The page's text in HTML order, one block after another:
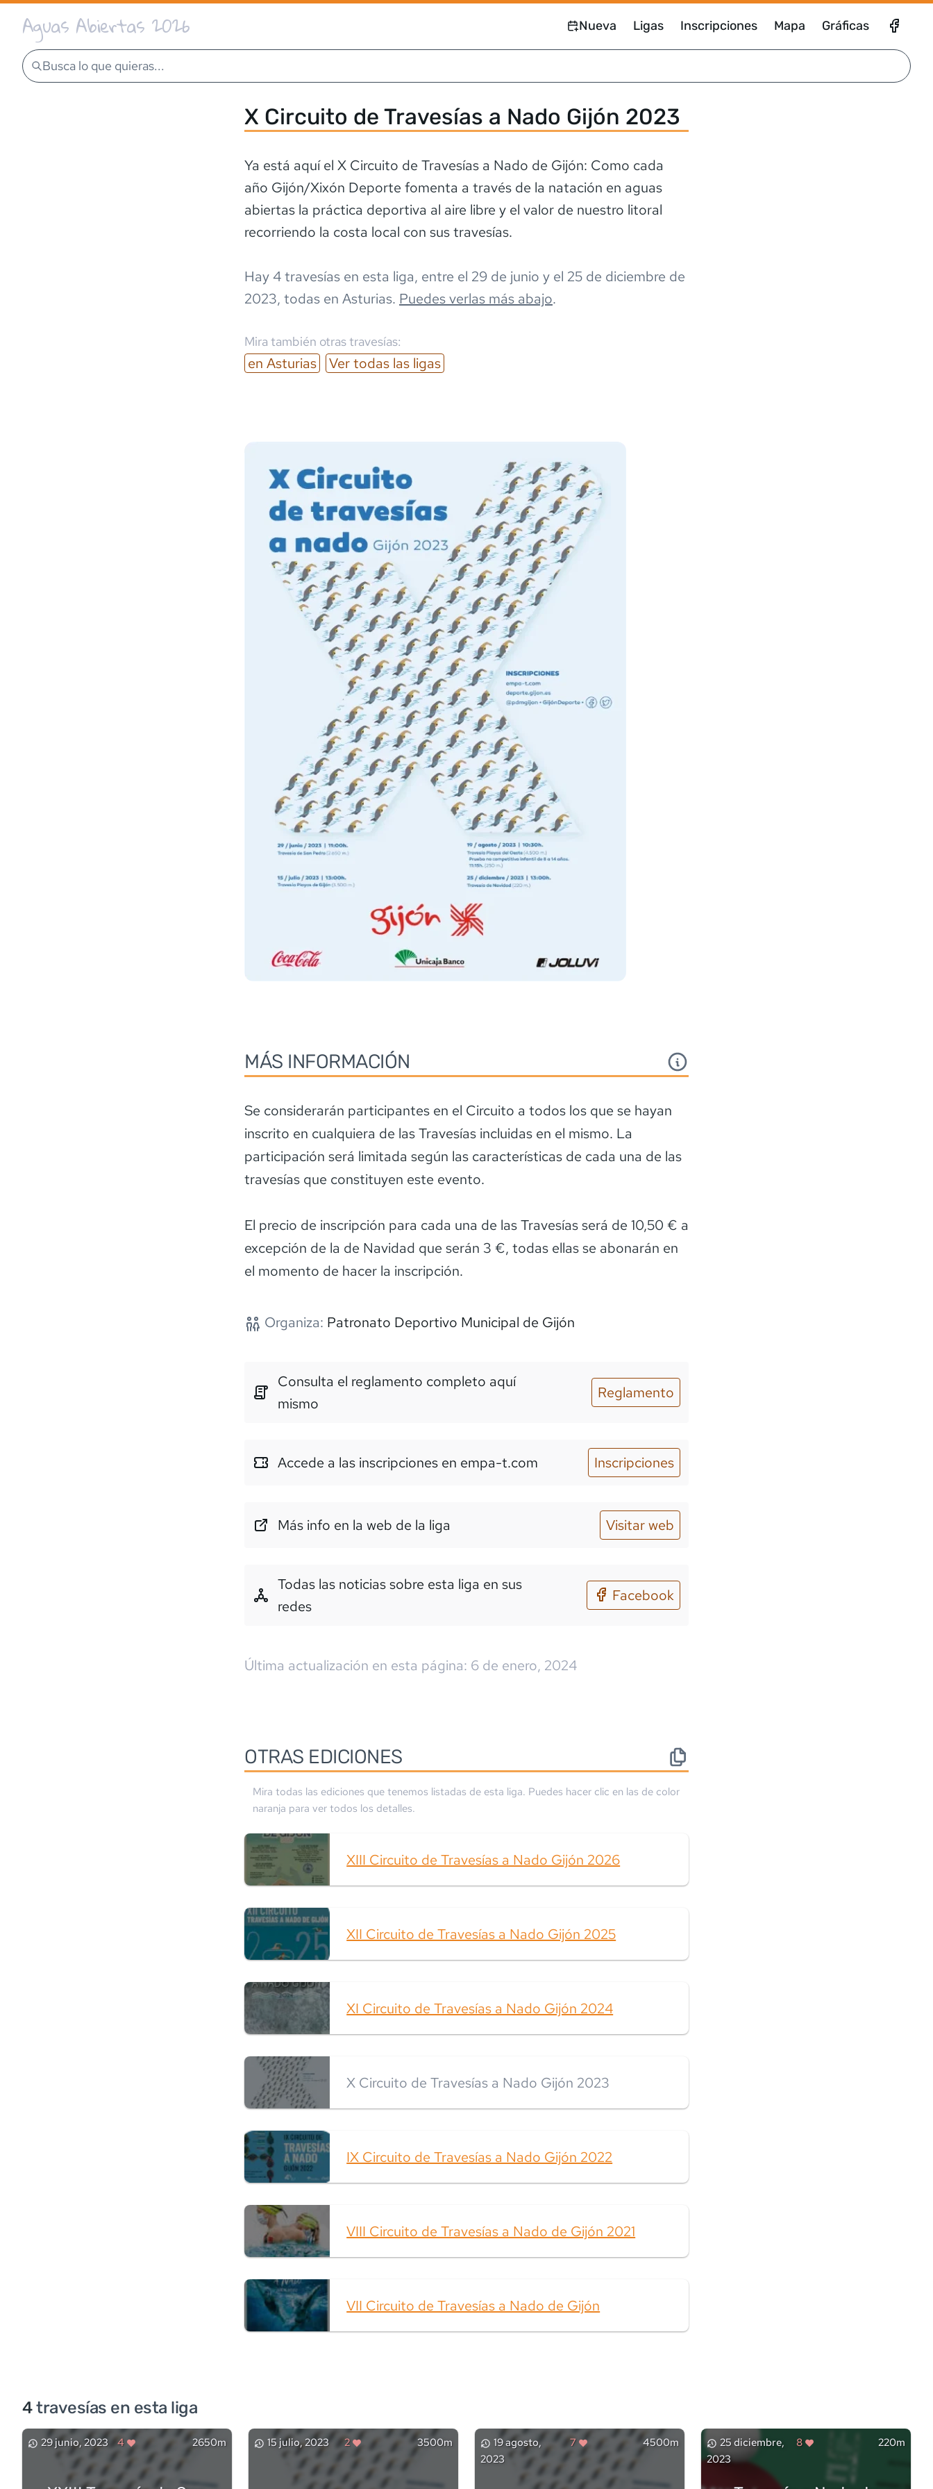
Aguas Abiertas 2026 Nueva Ligas Inscripciones Mapa Gráficas
Busca lo que quieras...
X Circuito de Travesías a Nado Gijón 2023
Ya está aquí el X Circuito de Travesías a Nado de Gijón: Como cada
año Gijón/Xixón Deporte fomenta a través de la natación en aguas
abiertas la práctica deportiva al aire libre y el valor de nuestro litoral
Hay4travesías en esta liga, entre el 29 de junio y el 25 de diciembre de
2023, todas en Asturias. Puedes verlas más abajo.
Mira también otras travesías:
en Asturias Ver todas las ligas
MÁS INFORMACIÓN
Se considerarán participantes en el Circuito a todos los que se hayan
inscrito en cualquiera de las Travesías incluidas en el mismo. La
participación será limitada según las características de cada una de las
travesías que constituyen este evento.
El precio de inscripción para cada una de las Travesías será de 10,50 € a
excepción de la de Navidad que serán 3 €, todas ellas se abonarán en
el momento de hacer la inscripción.
Organiza: Patronato Deportivo Municipal de Gijón
Consulta el reglamento completo aquí
mismo
Reglamento
Accede a las inscripciones en empa-t.com Inscripciones
Más info en la web de la liga Visitar web
Todas las noticias sobre esta liga en sus
redes
Facebook
Última actualización en esta página: 6 de enero, 2024
OTRAS EDICIONES
Mira todas las ediciones que tenemos listadas de esta liga. Puedes hacer clic en las de color
naranja para ver todos los detalles.
XIII Circuito de Travesías a Nado Gijón 2026
XII Circuito de Travesías a Nado Gijón 2025
XI Circuito de Travesías a Nado Gijón 2024
X Circuito de Travesías a Nado Gijón 2023
IX Circuito de Travesías a Nado Gijón 2022
VIII Circuito de Travesías a Nado de Gijón 2021
VII Circuito de Travesías a Nado de Gijón
4travesías en esta liga
29 junio, 2023 4 2650m 15 julio, 2023 2 3500m
19 agosto,
2023
7 4500m
25 diciembre,
2023
8 220m